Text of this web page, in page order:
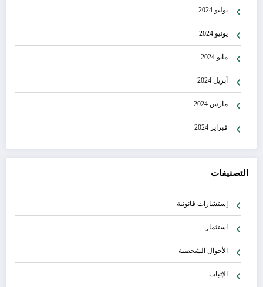
يوليو 2024
يونيو 2024
مايو 2024
أبريل 2024
مارس 2024
فبراير 2024
التصنيفات
إستشارات قانونية
استثمار
الأحوال الشخصية
الإثبات